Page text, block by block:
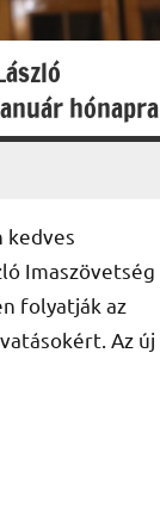
hónapra
kedves
Imaszövetség
folyatják az
Az új